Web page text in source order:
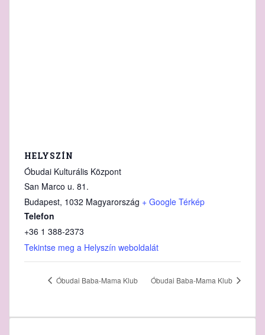
HELYSZÍN
Óbudai Kulturális Központ
San Marco u. 81.
Budapest, 1032 Magyarország + Google Térkép
Telefon
+36 1 388‑2373
Tekintse meg a Helyszín weboldalát
Óbudai Baba-Mama Klub Óbudai Baba-Mama Klub